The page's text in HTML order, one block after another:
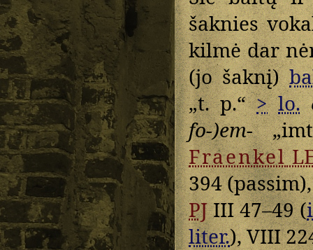
šaknies
kilmė dar
(jo šaknį)
„t. p.“> lo.
fo-)em-
Fraenkel
394
PJIII 47–49 (
liter.), VIII